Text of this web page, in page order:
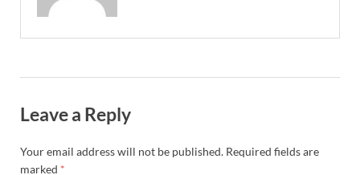
Leave a Reply
Your email address will not be published. Required fields are
marked *